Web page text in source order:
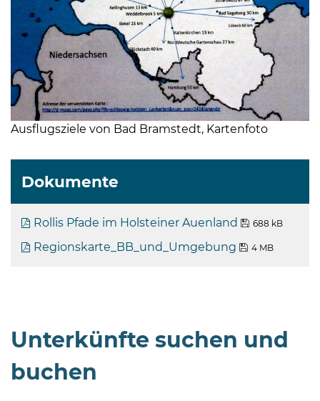
Ausflugsziele von Bad Bramstedt, Kartenfoto
Dokumente
Rollis Pfade im Holsteiner Auenland 688 kB
Regionskarte_BB_und_Umgebung 4 MB
Unterkünfte suchen und
buchen